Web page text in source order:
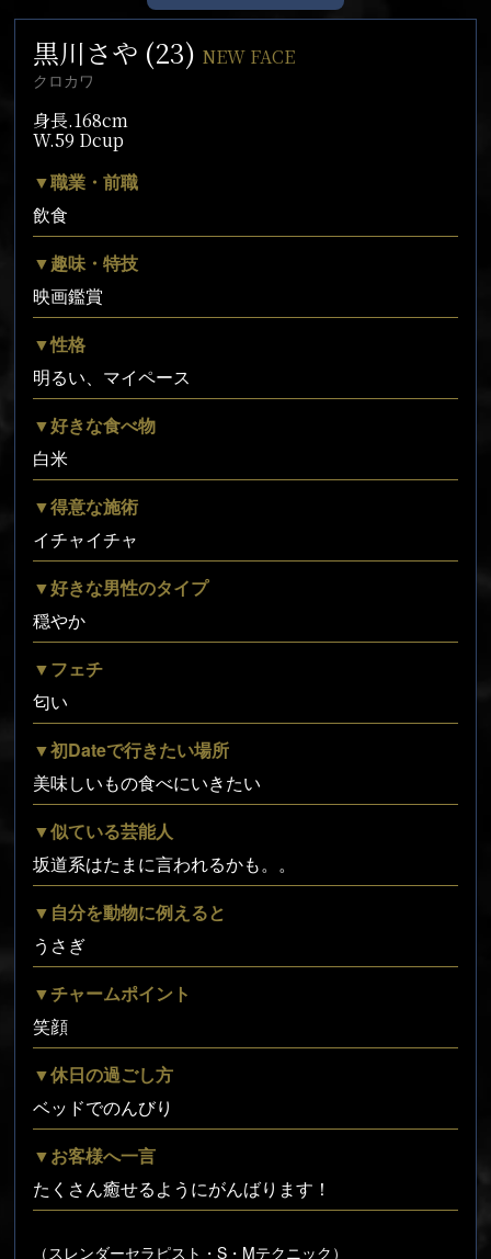
黒川さや (23) NEW FACE
クロカワ
身長.168cm
W.59 Dcup
▼職業・前職
飲食
▼趣味・特技
映画鑑賞
▼性格
明るい、マイペース
▼好きな食べ物
白米
▼得意な施術
イチャイチャ
▼好きな男性のタイプ
穏やか
▼フェチ
匂い
▼初Dateで行きたい場所
美味しいもの食べにいきたい
▼似ている芸能人
坂道系はたまに言われるかも。。
▼自分を動物に例えると
うさぎ
▼チャームポイント
笑顔
▼休日の過ごし方
ベッドでのんびり
▼お客様へ一言
たくさん癒せるようにがんばります！
（スレンダーセラピスト・S・Mテクニック）